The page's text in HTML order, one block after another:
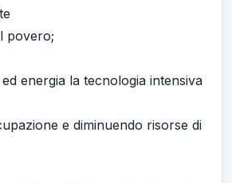
povero;
energia la tecnologia intensiva
e diminuendo risorse di